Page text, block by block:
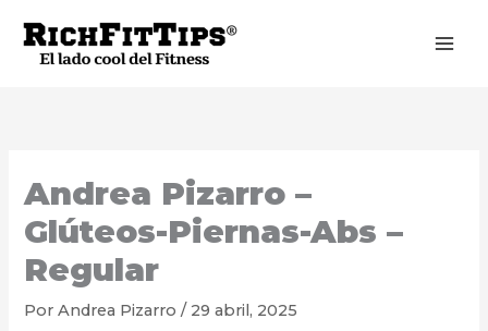
contenido
Andrea Pizarro –
Glúteos-Piernas-Abs –
Regular
PorAndrea Pizarro/ 29 abril, 2025